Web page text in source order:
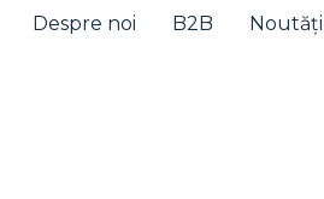
Despre noi B2B Noutăți